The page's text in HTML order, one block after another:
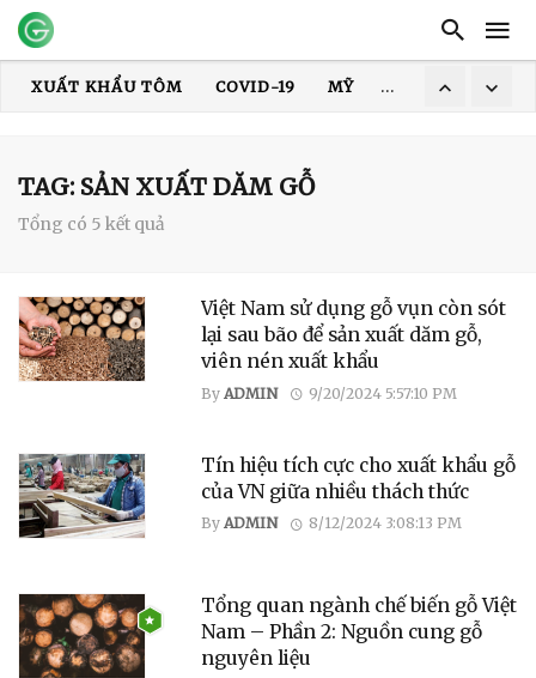
XUẤT KHẨU TÔM COVID-19 MỸ HOA KỲ
DỊCH
TAG: SẢN XUẤT DĂM GỖ
Tổng có 5 kết quả
Việt Nam sử dụng gỗ vụn còn sót
lại sau bão để sản xuất dăm gỗ,
viên nén xuất khẩu
By ADMIN 9/20/2024 5:57:10 PM
Tín hiệu tích cực cho xuất khẩu gỗ
của VN giữa nhiều thách thức
By ADMIN 8/12/2024 3:08:13 PM
Tổng quan ngành chế biến gỗ Việt
Nam – Phần 2: Nguồn cung gỗ
nguyên liệu